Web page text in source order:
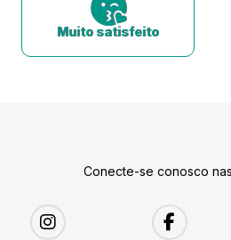
Muito satisfeito
Conecte-se conosco